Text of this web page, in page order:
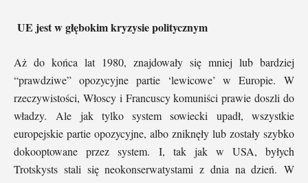
UE jest w głębokim kryzysie politycznym
Aż do końca lat 1980, znajdowały się mniej lub bardziej
“prawdziwe” opozycyjne partie ‘lewicowe’ w Europie. W
rzeczywistości, Włoscy i Francuscy komuniści prawie doszli do
władzy. Ale jak tylko system sowiecki upadł, wszystkie
europejskie partie opozycyjne, albo zniknęły lub zostały szybko
dokooptowane przez system. I, tak jak w USA, byłych
Trotskysts stali się neokonserwatystami z dnia na dzień. W